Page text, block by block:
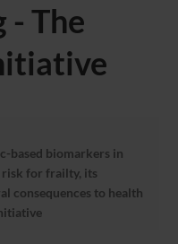
- The
based biomarkers in
for frailty, its
consequences to health